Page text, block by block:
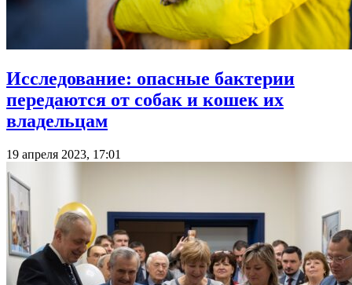
Исследование: опасные бактерии
передаются от собак и кошек их
владельцам
19 апреля 2023, 17:01